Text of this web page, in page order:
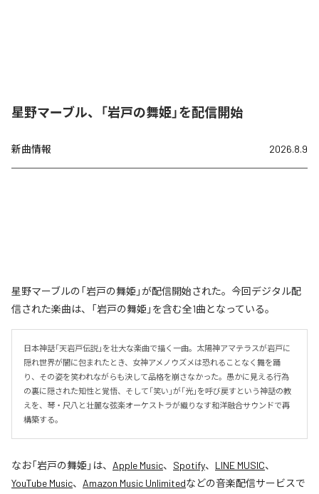
星野マーブル、「岩戸の舞姫」を配信開始
新曲情報 2026.8.9
星野マーブルの「岩戸の舞姫」が配信開始された。今回デジタル配
信された楽曲は、「岩戸の舞姫」を含む全1曲となっている。
日本神話「天岩戸伝説」を壮大な楽曲で描く一曲。太陽神アマテラスが岩戸に
隠れ世界が闇に包まれたとき、女神アメノウズメは恐れることなく舞を踊
り、その姿を笑われながらも決して品格を崩さなかった。愚かに見える行為
の裏に隠された知性と覚悟、そして「笑い」が「光」を呼び戻すという神話の教
えを、琴・尺八と壮麗な弦楽オーケストラが織りなす和洋融合サウンドで再
構築する。
なお「岩戸の舞姫 」は、 Apple Music、 Spotify、 LINE MUSIC、
YouTube Music、 Amazon Music Unlimitedなどの音楽配信サービスで